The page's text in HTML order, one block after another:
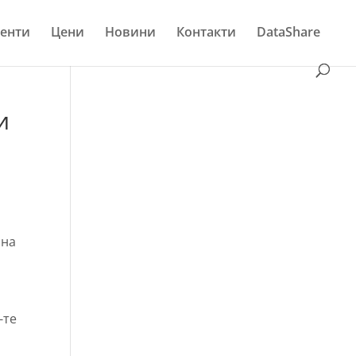
Цени Новини Контакти DataShare